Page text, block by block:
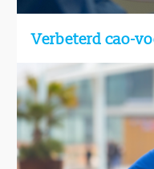
Verbeterd cao-